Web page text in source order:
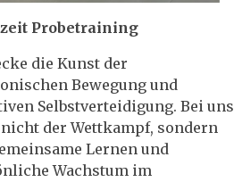
Probetraining
die Kunst der
Bewegung und
Selbstverteidigung. Bei uns
der Wettkampf, sondern
Lernen und
Wachstum im